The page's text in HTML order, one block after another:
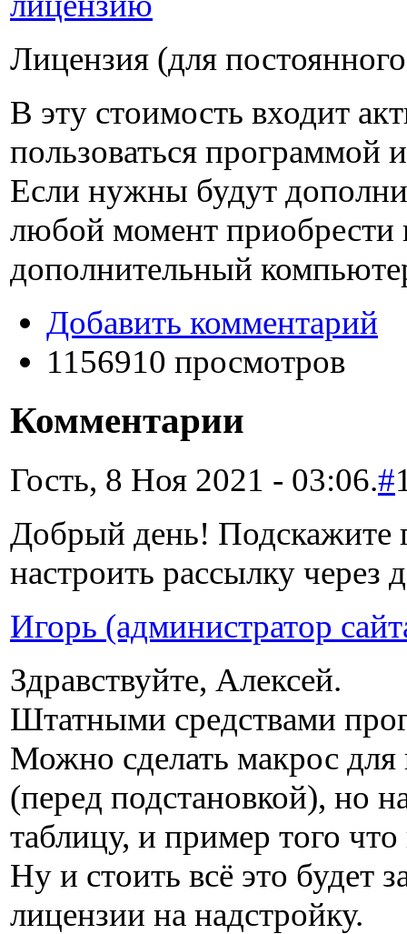
Лицензия (для
В эту стоимость входит
пользоваться программой
Если нужны будут
любой момент
дополнительный
Добавить комментарий
1156910 просмотров
Комментарии
Гость, 8 Ноя 2021 - 03:06.#
Добрый день! Подскажите
настроить рассылку через
Игорь (администратор
Здравствуйте, Алексей.
Штатными средствами
Можно сделать макрос для
(перед подстановкой), но
таблицу, и пример того
Ну и стоить всё это будет
лицензии на надстройку.